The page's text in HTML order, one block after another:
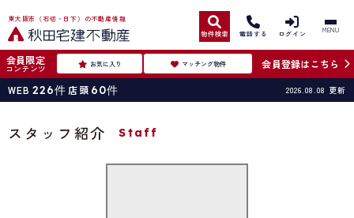
東大阪市（石切・日下）の不動産情報
物件検索
電話する ログイン MENU
会員限定
コンテンツ お気に入り マッチング物件
会員登録はこちら
WEB 226件 店頭 60件 2026.08.08 更新
スタッフ紹介 Staff